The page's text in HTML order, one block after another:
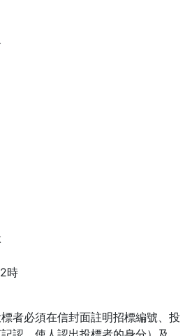
時
者必須在信封面註明招標編號、投